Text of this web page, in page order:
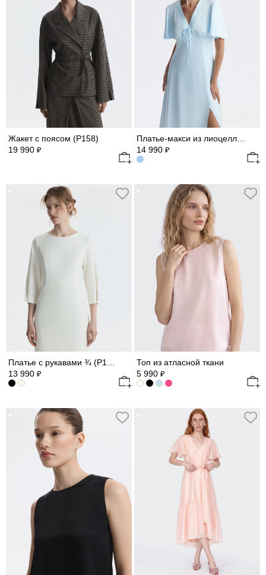
Жакет с поясом (Р158)
19 990 ₽
14 990 ₽
Платье с рукавами ¾ (Р158)
13 990 ₽
Топ из атласной ткани
5 990 ₽